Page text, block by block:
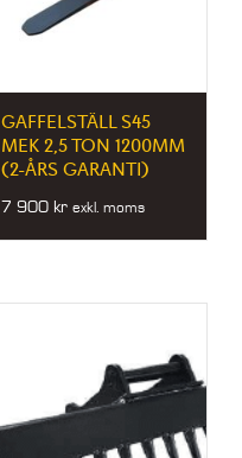
GAFFELSTÄLL S45
MEK 2,5 TON 1200MM
(2-ÅRS GARANTI)
7 900 kr exkl. moms